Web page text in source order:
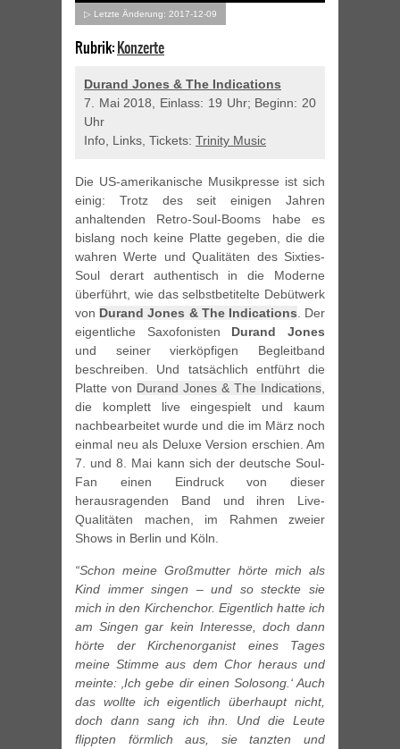
▷ Letzte Änderung: 2017-12-09
Rubrik:Konzerte
Durand Jones & The Indications
7. Mai 2018, Einlass: 19 Uhr; Beginn: 20
Uhr
Info, Links, Tickets: Trinity Music
Die US-amerikanische Musikpresse ist sich
einig: Trotz des seit einigen Jahren
anhaltenden Retro-Soul-Booms habe es
bislang noch keine Platte gegeben, die die
wahren Werte und Qualitäten des Sixties-
Soul derart authentisch in die Moderne
überführt, wie das selbstbetitelte Debütwerk
von Durand Jones & The Indications. Der
eigentliche Saxofonisten Durand Jones
und seiner vierköpfigen Begleitband
beschreiben. Und tatsächlich entführt die
Platte von Durand Jones & The Indications,
die komplett live eingespielt und kaum
nachbearbeitet wurde und die im März noch
einmal neu als Deluxe Version erschien. Am
7. und 8. Mai kann sich der deutsche Soul-
Fan einen Eindruck von dieser
herausragenden Band und ihren Live-
Qualitäten machen, im Rahmen zweier
Shows in Berlin und Köln.
“Schon meine Großmutter hörte mich als
Kind immer singen – und so steckte sie
mich in den Kirchenchor. Eigentlich hatte ich
am Singen gar kein Interesse, doch dann
hörte der Kirchenorganist eines Tages
meine Stimme aus dem Chor heraus und
meinte: ‚Ich gebe dir einen Solosong.‘ Auch
das wollte ich eigentlich überhaupt nicht,
doch dann sang ich ihn. Und die Leute
flippten förmlich aus, sie tanzten und